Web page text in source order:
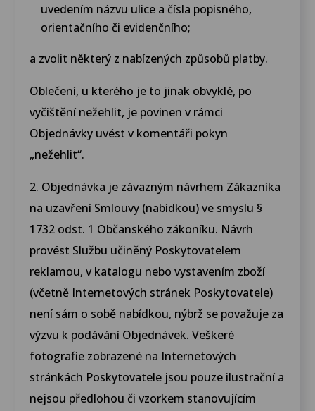
uvedením názvu ulice a čísla popisného,
orientačního či evidenčního;
a zvolit některý z nabízených způsobů platby.
Oblečení, u kterého je to jinak obvyklé, po
vyčištění nežehlit, je povinen v rámci
Objednávky uvést v komentáři pokyn
„nežehlit“.
2. Objednávka je závazným návrhem Zákazníka
na uzavření Smlouvy (nabídkou) ve smyslu §
1732 odst. 1 Občanského zákoníku. Návrh
provést Službu učiněný Poskytovatelem
reklamou, v katalogu nebo vystavením zboží
(včetně Internetových stránek Poskytovatele)
není sám o sobě nabídkou, nýbrž se považuje za
výzvu k podávání Objednávek. Veškeré
fotografie zobrazené na Internetových
stránkách Poskytovatele jsou pouze ilustrační a
nejsou předlohou či vzorkem stanovujícím